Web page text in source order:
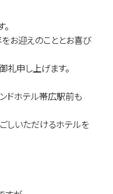
お迎えのこととお喜び
礼申し上げます。
ドホテル帯広駅前も
しいただけるホテルを